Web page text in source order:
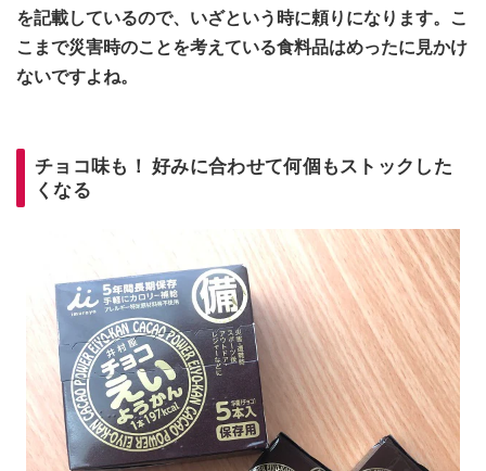
を記載しているので、いざという時に頼りになります。こ
こまで災害時のことを考えている食料品はめったに見かけ
ないですよね。
チョコ味も！ 好みに合わせて何個もストックした
くなる